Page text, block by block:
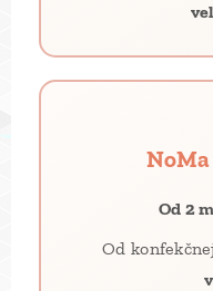
👶Od 2
📐 Od